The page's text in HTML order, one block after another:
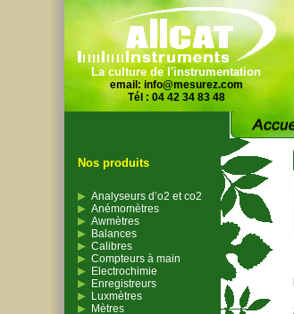
La culture de l'instrumentation
email: info@mesurez.com
Tél : 04 42 34 83 48
Nos produits
Analyseurs d’o2 et co2
Anémomètres
Awmètres
Balances
Calibres
Compteurs à main
Electrochimie
Enregistreurs
Luxmètres
Mètres